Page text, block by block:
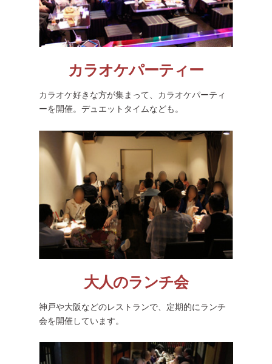
カラオケパーティー
カラオケ好きな方が集まって、カラオケパーティ
ーを開催。デュエットタイムなども。
大人のランチ会
神戸や大阪などのレストランで、定期的にランチ
会を開催しています。